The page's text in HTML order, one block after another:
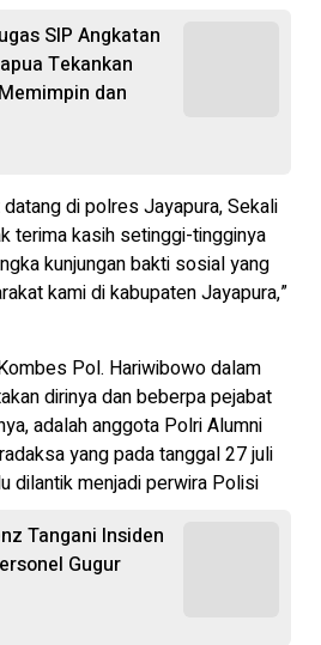
SIP Angkatan
Tekankan
dan
di polres Jayapura, Sekali
terima kasih setinggi-tingginya
kunjungan bakti sosial yang
kami di kabupaten Jayapura,”
Pol. Hariwibowo dalam
dirinya dan beberpa pejabat
adalah anggota Polri Alumni
yang pada tanggal 27 juli
dilantik menjadi perwira Polisi
Tangani Insiden
Gugur